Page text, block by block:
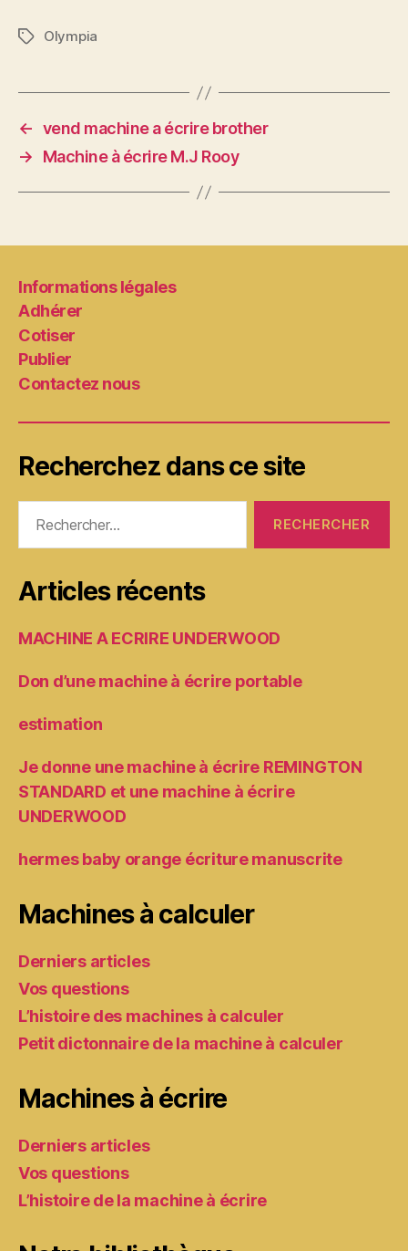
Étiquettes
Olympia
← vend machine a écrire brother
→
Machine à écrire M.J Rooy
Informations légales
Adhérer
Cotiser
Publier
Contactez nous
Recherchez dans ce site
Articles récents
MACHINE A ECRIRE UNDERWOOD
Don d’une machine à écrire portable
estimation
Je donne une machine à écrire REMINGTON
STANDARD et une machine à écrire
UNDERWOOD
hermes baby orange écriture manuscrite
Machines à calculer
Derniers articles
Vos questions
L’histoire des machines à calculer
Petit dictonnaire de la machine à calculer
Machines à écrire
Derniers articles
Vos questions
L’histoire de la machine à écrire